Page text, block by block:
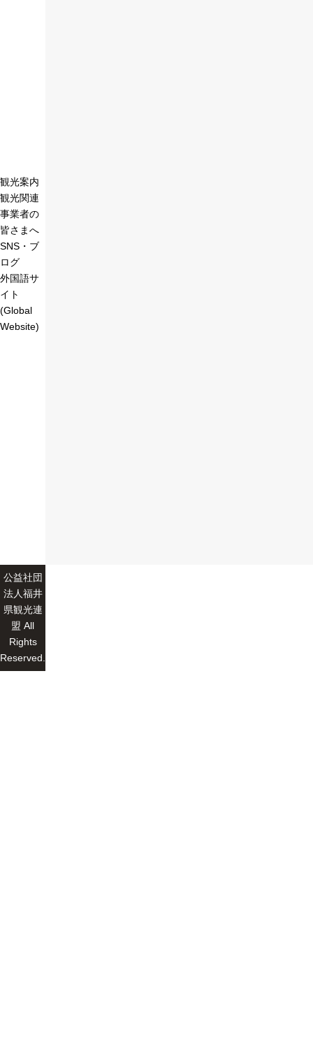
観光案内
観光関連
事業者の
皆さまへ
SNS・ブ
ログ
外国語サ
イト
(Global
Website)
公益社団
法人福井
県観光連
盟 All
Rights
Reserved.